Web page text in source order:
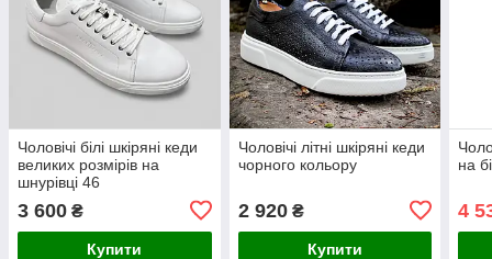
Чоловічі білі шкіряні кеди
великих розмірів на
шнурівці 46
3 600 ₴
Купити
Чоловічі літні шкіряні кеди
чорного кольору
2 920₴
Купити
на
4